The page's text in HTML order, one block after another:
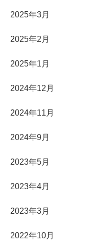
2025年3月
2025年2月
2025年1月
2024年12月
2024年11月
2024年9月
2023年5月
2023年4月
2023年3月
2022年10月